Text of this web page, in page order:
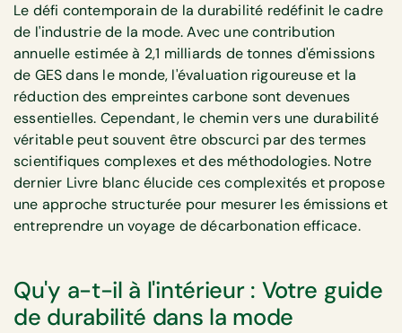
Le défi contemporain de la durabilité redéfinit le cadre
de l'industrie de la mode. Avec une contribution
annuelle estimée à 2,1 milliards de tonnes d'émissions
de GES dans le monde, l'évaluation rigoureuse et la
réduction des empreintes carbone sont devenues
essentielles. Cependant, le chemin vers une durabilité
véritable peut souvent être obscurci par des termes
scientifiques complexes et des méthodologies. Notre
dernier Livre blanc élucide ces complexités et propose
une approche structurée pour mesurer les émissions et
entreprendre un voyage de décarbonation efficace.
Qu'y a-t-il à l'intérieur : Votre guide
de durabilité dans la mode